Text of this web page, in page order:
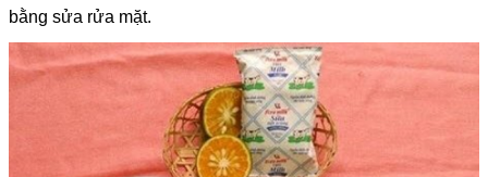
bằng sửa rửa mặt.